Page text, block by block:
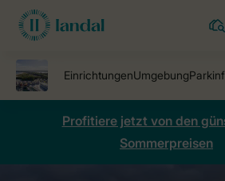
Profitiere jetzt von den
Sommerpreisen